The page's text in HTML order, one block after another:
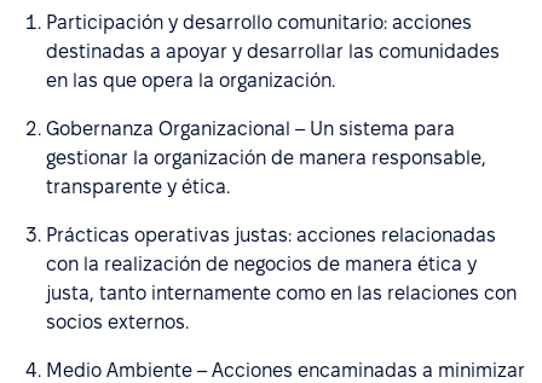
Participación y desarrollo comunitario: acciones
destinadas a apoyar y desarrollar las comunidades
en las que opera la organización.
Gobernanza Organizacional – Un sistema para
gestionar la organización de manera responsable,
transparente y ética.
Prácticas operativas justas: acciones relacionadas
con la realización de negocios de manera ética y
justa, tanto internamente como en las relaciones con
socios externos.
Medio Ambiente – Acciones encaminadas a minimizar